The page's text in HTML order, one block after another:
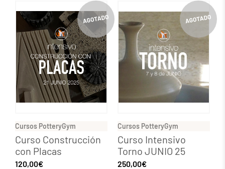
Cursos PotteryGym
Curso Construcción
con Placas
120,00€
Cursos PotteryGym
Curso Intensivo
Torno JUNIO 25
250,00€